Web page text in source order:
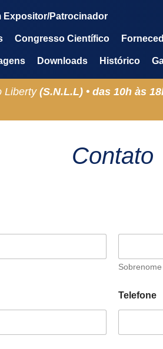
Expositor/Patrocinador
Congresso Científico
Downloads Histórico
Liberty(S.N.L.L) • das 10h às
Contato
Sobrenome
Telefone